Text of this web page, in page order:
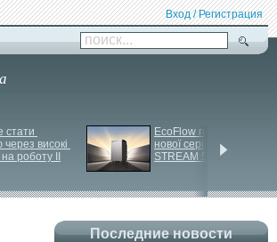
Вход / Регистрация
поиск...
стати
високі
роботу ІІ
EcoFlow готує анонс
нової серії станцій -
STREAM 5000
Последние новости